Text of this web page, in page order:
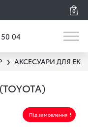
0
04
❯ АКСЕСУАРИ ДЛЯ
Під замовлення